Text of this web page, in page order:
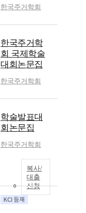
한국주거학회
한국주거학
회 국제학술
대회논문집
한국주거학회
학술발표대
회논문집
한국주거학회
복사/
대출
신청